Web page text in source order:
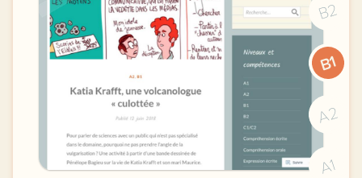
B2
B1
A2
A1